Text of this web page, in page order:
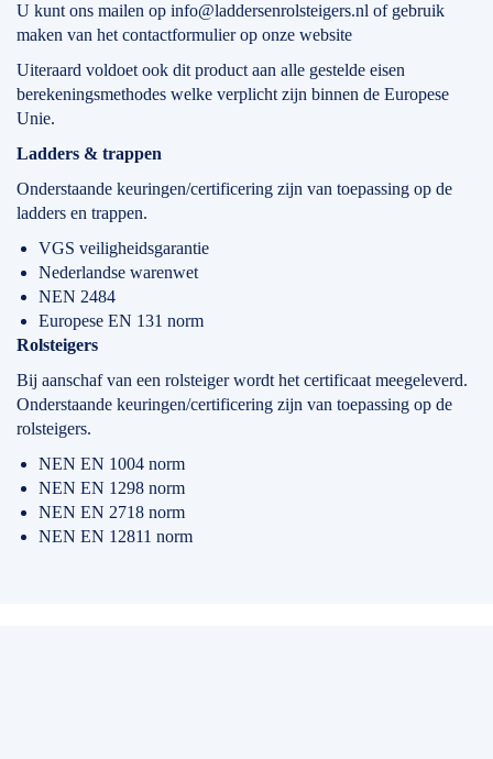
U kunt ons mailen op info@laddersenrolsteigers.nl of gebruik
maken van het contactformulier op onze website
Uiteraard voldoet ook dit product aan alle gestelde eisen
berekeningsmethodes welke verplicht zijn binnen de Europese
Unie.
Ladders & trappen
Onderstaande keuringen/certificering zijn van toepassing op de
ladders en trappen.
VGS veiligheidsgarantie
Nederlandse warenwet
NEN 2484
Europese EN 131 norm
Rolsteigers
Bij aanschaf van een rolsteiger wordt het certificaat meegeleverd.
Onderstaande keuringen/certificering zijn van toepassing op de
rolsteigers.
NEN EN 1004 norm
NEN EN 1298 norm
NEN EN 2718 norm
NEN EN 12811 norm